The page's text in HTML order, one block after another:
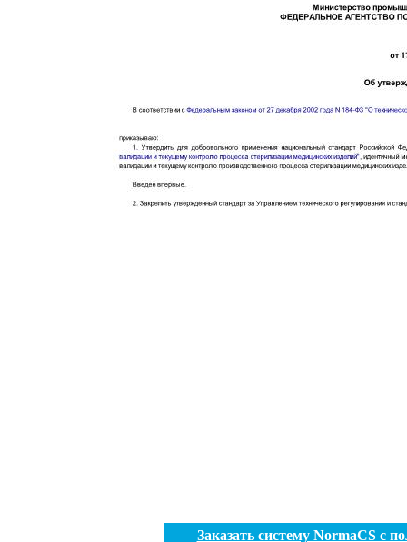
Заказать систему NormaCS с